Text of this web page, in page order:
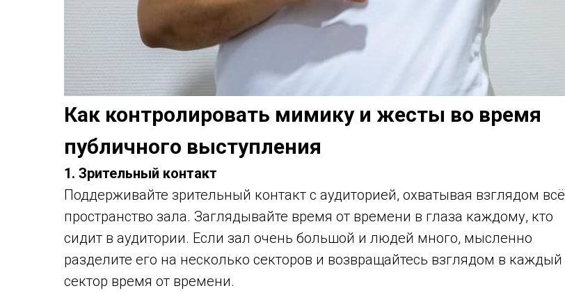
Как контролировать мимику и жесты во время
публичного выступления
1. Зрительный контакт
Поддерживайте зрительный контакт с аудиторией, охватывая взглядом всё
пространство зала. Заглядывайте время от времени в глаза каждому, кто
сидит в аудитории. Если зал очень большой и людей много, мысленно
разделите его на несколько секторов и возвращайтесь взглядом в каждый
сектор время от времени.